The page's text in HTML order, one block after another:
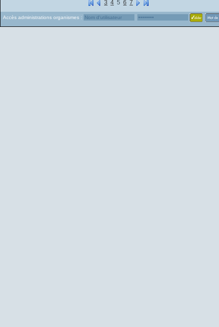
3 4 5 6 7
Accès administrations organismes :